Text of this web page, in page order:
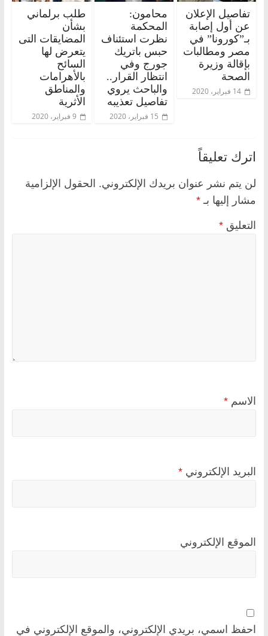
تفاصيل الإعلان
عن أول إصابة
بـ”كورونا” في
مصر ومطالبات
بإقالة وزيرة
الصحة
14 فبراير، 2020
محامون:
المحكمة
نظرت استئناف
حبس باتريك
جورج وفي
انتظار القرار..
والباحث يروي
تفاصيل تعذيبه
15 فبراير، 2020
طلب برلماني
بشأن
المضايقات التى
يتعرض لها
السائح
بالأهرامات
والمناطق
الأثرية
9 فبراير، 2020
اترك تعليقاً
لن يتم نشر عنوان بريدك الإلكتروني. الحقول الإلزامية
مشار إليها بـ *
التعليق *
الاسم *
البريد الإلكتروني *
الموقع الإلكتروني
احفظ اسمي، بريدي الإلكتروني، والموقع الإلكتروني في